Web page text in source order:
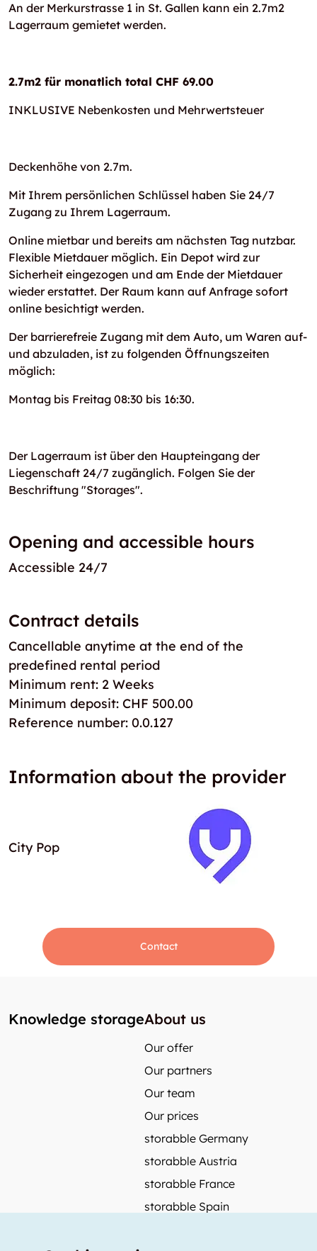
An der Merkurstrasse 1 in St. Gallen kann ein 2.7m2
Lagerraum gemietet werden.
2.7m2 für monatlich total CHF 69.00
INKLUSIVE Nebenkosten und Mehrwertsteuer
Deckenhöhe von 2.7m.
Mit Ihrem persönlichen Schlüssel haben Sie 24/7
Zugang zu Ihrem Lagerraum.
Online mietbar und bereits am nächsten Tag nutzbar.
Flexible Mietdauer möglich. Ein Depot wird zur
Sicherheit eingezogen und am Ende der Mietdauer
wieder erstattet. Der Raum kann auf Anfrage sofort
online besichtigt werden.
Der barrierefreie Zugang mit dem Auto, um Waren auf-
und abzuladen, ist zu folgenden Öffnungszeiten
möglich:
Montag bis Freitag 08:30 bis 16:30.
Der Lagerraum ist über den Haupteingang der
Liegenschaft 24/7 zugänglich. Folgen Sie der
Beschriftung "Storages".
Opening and accessible hours
Accessible 24/7
Contract details
Cancellable anytime at the end of the
predefined rental period
Minimum rent: 2 Weeks
Minimum deposit: CHF 500.00
Reference number: 0.0.127
Information about the provider
City Pop
Contact
Knowledge storageAbout us
Our offer
Our partners
Our team
Our prices
storabble Germany
storabble Austria
storabble France
storabble Spain